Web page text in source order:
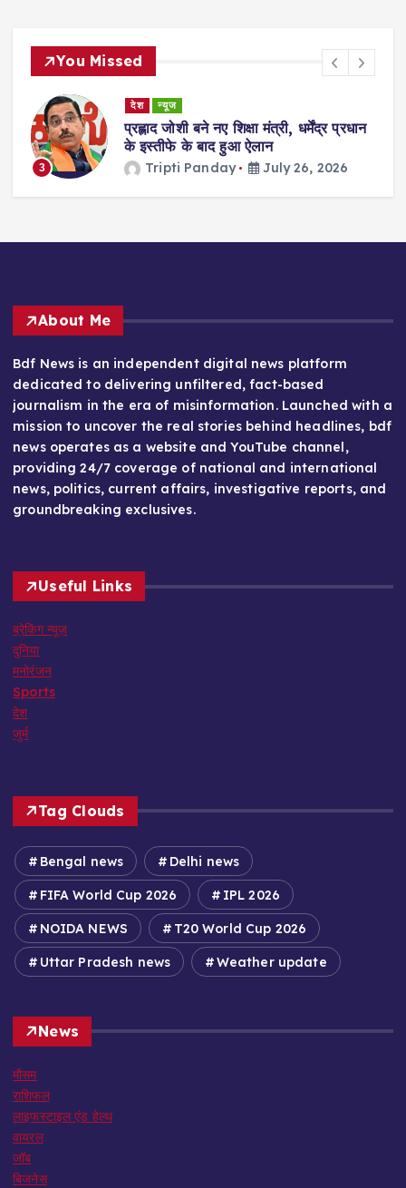
You Missed
3
देश न्यूज
प्रह्लाद जोशी बने नए शिक्षा मंत्री, धर्मेंद्र प्रधान
के इस्तीफे के बाद हुआ ऐलान
Tripti Panday July 26, 2026
About Me
Bdf News is an independent digital news platform
dedicated to delivering unfiltered, fact-based
journalism in the era of misinformation. Launched with a
mission to uncover the real stories behind headlines, bdf
news operates as a website and YouTube channel,
providing 24/7 coverage of national and international
news, politics, current affairs, investigative reports, and
groundbreaking exclusives.
Useful Links
ब्रेकिंग न्यूज़
दुनिया
मनोरंजन
Sports
देश
जुर्म
Tag Clouds
Bengal news Delhi news
FIFA World Cup 2026 IPL 2026
NOIDA NEWS T20 World Cup 2026
Uttar Pradesh news Weather update
News
मौसम
राशिफल
लाइफस्टाइल एंड हेल्थ
वायरल
जॉब
बिजनेस